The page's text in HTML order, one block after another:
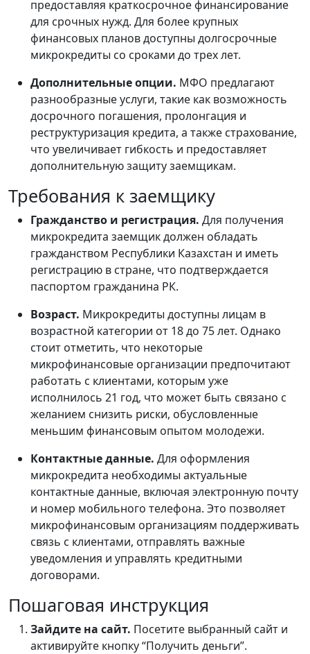
предоставляя краткосрочное финансирование
для срочных нужд. Для более крупных
финансовых планов доступны долгосрочные
микрокредиты со сроками до трех лет.
Дополнительные опции. МФО предлагают
разнообразные услуги, такие как возможность
досрочного погашения, пролонгация и
реструктуризация кредита, а также страхование,
что увеличивает гибкость и предоставляет
дополнительную защиту заемщикам.
Требования к заемщику
Гражданство и регистрация. Для получения
микрокредита заемщик должен обладать
гражданством Республики Казахстан и иметь
регистрацию в стране, что подтверждается
паспортом гражданина РК.
Возраст. Микрокредиты доступны лицам в
возрастной категории от 18 до 75 лет. Однако
стоит отметить, что некоторые
микрофинансовые организации предпочитают
работать с клиентами, которым уже
исполнилось 21 год, что может быть связано с
желанием снизить риски, обусловленные
меньшим финансовым опытом молодежи.
Контактные данные. Для оформления
микрокредита необходимы актуальные
контактные данные, включая электронную почту
и номер мобильного телефона. Это позволяет
микрофинансовым организациям поддерживать
связь с клиентами, отправлять важные
уведомления и управлять кредитными
договорами.
Пошаговая инструкция
Зайдите на сайт. Посетите выбранный сайт и
активируйте кнопку “Получить деньги”.